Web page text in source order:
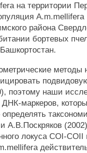
на территории
A.m.mellifera
района
бортевых
методы
поэтому наши
маркеров,
А.В.Поскряков
локуса COI-